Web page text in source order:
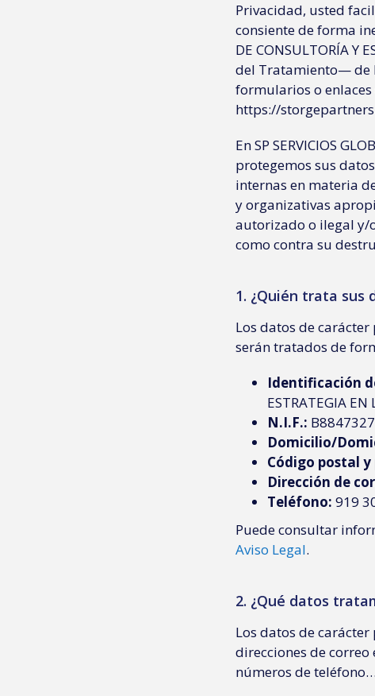
Privacidad, usted
consiente de forma
DE CONSULTORÍA Y
del Tratamiento— de
formularios o
https://
En SP SERVICIOS
protegemos sus
internas en materia
y organizativas
autorizado o ilegal y/
como contra su
1. ¿Quién trata sus
Los datos de
serán tratados de
Identificación
ESTRATEGIA EN
N.I.F.:
Domicilio/
Código postal
Dirección de
Teléfono: 919
Puede consultar
Aviso Legal.
2. ¿Qué datos
Los datos de
direcciones de
números de teléfono…